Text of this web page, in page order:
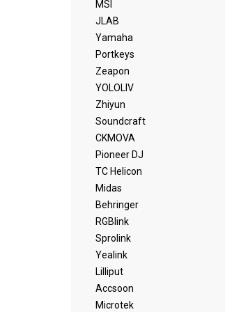
MSI
JLAB
Yamaha
Portkeys
Zeapon
YOLOLIV
Zhiyun
Soundcraft
CKMOVA
Pioneer DJ
TC Helicon
Midas
Behringer
RGBlink
Sprolink
Yealink
Lilliput
Accsoon
Microtek